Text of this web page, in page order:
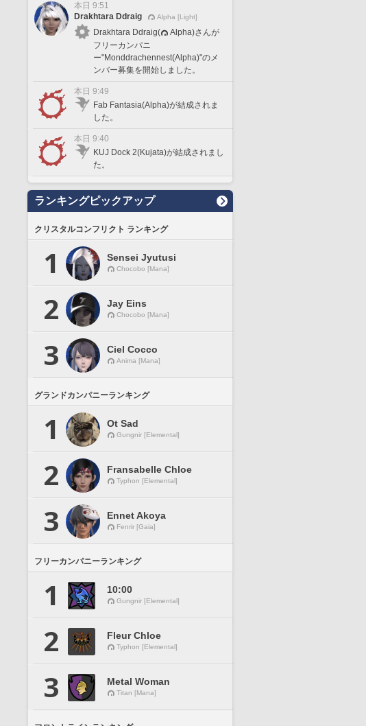
本日 9:51
Drakhtara Ddraig
Alpha [Light]
Drakhtara Ddraig(
Alpha)さんが
フリーカンパニ
ー"Monddrachennest(Alpha)"のメ
ンバー募集を開始しました。
本日 9:49
Fab Fantasia(Alpha)が結成されま
した。
本日 9:40
KUJ Dock 2(Kujata)が結成されまし
た。
ランキングピックアップ
クリスタルコンフリクト ランキング
1 Sensei Jyutusi
Chocobo [Mana]
2 Jay Eins
Chocobo [Mana]
3 Ciel Cocco
Anima [Mana]
グランドカンパニーランキング
1 Ot Sad
Gungnir [Elemental]
2 Fransabelle Chloe
Typhon [Elemental]
3 Ennet Akoya
Fenrir [Gaia]
フリーカンパニーランキング
1 10:00
Gungnir [Elemental]
2 Fleur Chloe
Typhon [Elemental]
3 Metal Woman
Titan [Mana]